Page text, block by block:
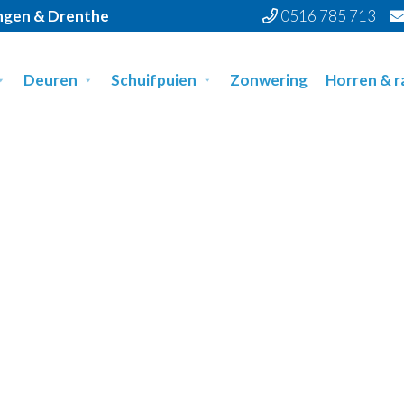
& Drenthe 0516 785 713
Deuren Schuifpuien Zonwering Horren &